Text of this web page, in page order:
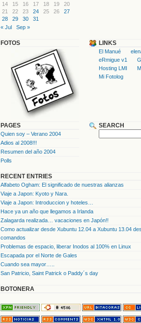
14
15 16 17 18 19
20
21
22 23 24 25 26
27
28
29 30
31
« Jul
Sep »
FOTOS LINKS
El Manué
eRmigue v1
Hosting LMI
Mi Fotolog
PAGES
Quien soy – Verano 2004
Adios al 2008!!!
Resumen del año 2004
Polls
SEARCH
RECENT ENTRIES
Alfabeto Ogham: El significado de nuestras alianzas
Viaje a Japon: Kyoto y Nara.
Viaje a Japon: Introduccion y hoteles…
Hace ya un año que llegamos a Irlanda
Zalagarda realizada… vacaciones en Japón!!
Como actualizar desde Xubuntu 12.04 a Xubuntu 13.04
comandos
Problemas de espacio, liberar Inodos al 100% en Linux
Escapada por el Norte de Gales
Cuando sea mayor…..
San Patricio, Saint Patrick o Paddy´s day
BOTONERA